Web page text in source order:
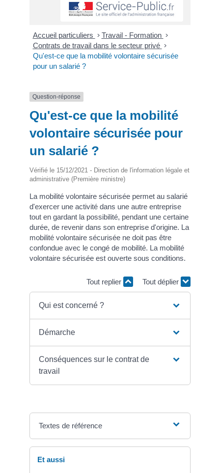
Accueil particuliers > Travail - Formation >
Contrats de travail dans le secteur privé >
Qu'est-ce que la mobilité volontaire sécurisée
pour un salarié ?
Question-réponse
Qu'est-ce que la mobilité
volontaire sécurisée pour
un salarié ?
Vérifié le 15/12/2021 - Direction de l'information légale et
administrative (Première ministre)
La mobilité volontaire sécurisée permet au salarié
d'exercer une activité dans une autre entreprise
tout en gardant la possibilité, pendant une certaine
durée, de revenir dans son entreprise d'origine. La
mobilité volontaire sécurisée ne doit pas être
confondue avec le congé de mobilité. La mobilité
volontaire sécurisée est ouverte sous conditions.
Tout replier Tout déplier
Qui est concerné ?
Démarche
Conséquences sur le contrat de
travail
Textes de référence
Et aussi